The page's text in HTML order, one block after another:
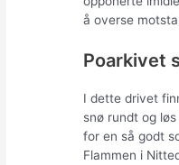
å overse
Poarkivet
I dette drivet
snø rundt og
for en så godt
Flammen i